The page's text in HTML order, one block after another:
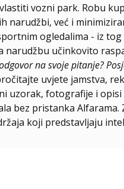
vozni park. Robu
narudžbi, već i
ogledalima - iz
narudžbu učinkovito
na svoje pitanje?
uvjete jamstva,
uzorak, fotografije i
bez pristanka
koji predstavljaju